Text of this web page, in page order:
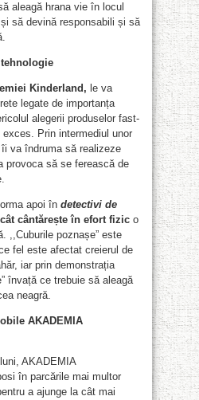
aleagă hrana vie în locul
să devină responsabili și să
Kinderland, le va
legate de importanța
alegerii produselor fast-
Prin intermediul unor
va îndruma să realizeze
provoca să se ferească de
apoi în detectivi de
cât cântărește în efort fizic o
,,Cuburile poznașe” este
fel este afectat creierul de
iar prin demonstrația
învață ce trebuie să aleagă
neagră.
AKADEMIA
AKADEMIA
în parcările mai multor
a ajunge la cât mai